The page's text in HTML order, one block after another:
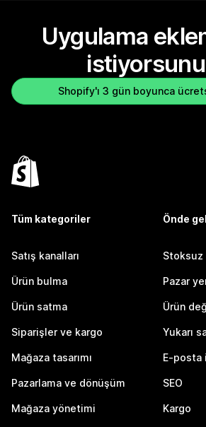
Uygulama
Shopify'ı 3 gün boyunca
Tüm kategoriler
Satış kanalları
Ürün bulma
Ürün satma
Siparişler ve kargo
Mağaza tasarımı
Pazarlama ve dönüşüm
Mağaza yönetimi
Önde
Stoksuz
Pazar
Ürün
Yukarı
E-posta
SEO
Kargo